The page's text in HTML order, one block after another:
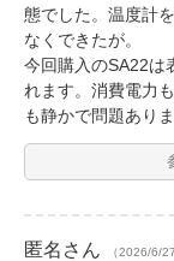
態でした。温度計
なくできたが。
今回購入のSA22は
れます。消費電力
も静かで問題ありま
匿名 さん （2026/6/